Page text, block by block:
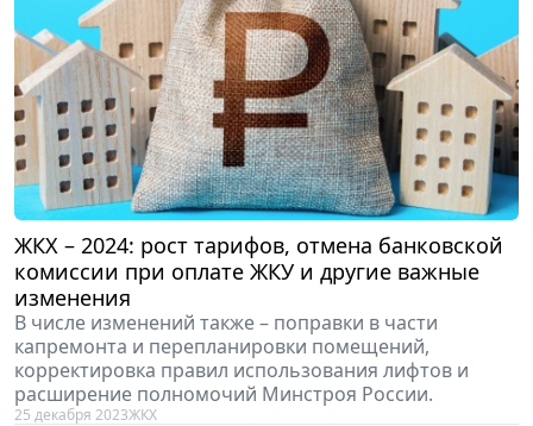
ЖКХ – 2024: рост тарифов, отмена банковской
комиссии при оплате ЖКУ и другие важные
изменения
В числе изменений также – поправки в части
капремонта и перепланировки помещений,
корректировка правил использования лифтов и
расширение полномочий Минстроя России.
25 декабря 2023ЖКХ